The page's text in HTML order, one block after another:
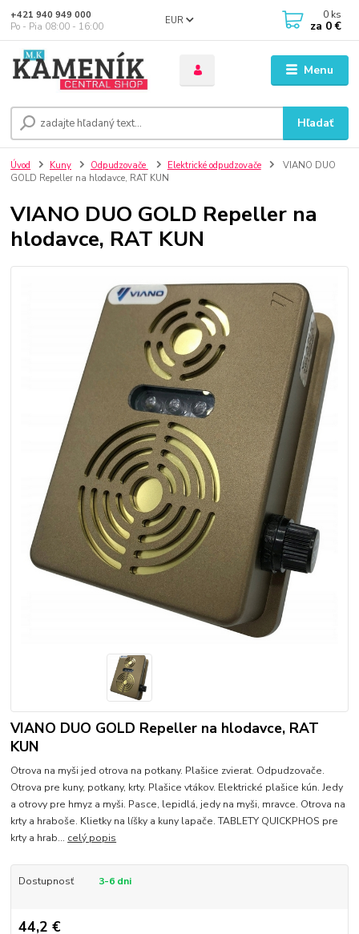
Menu
EUR
Hľadať
+421 940 949 000
Po - Pia 08:00 - 16:00
0 ks
za 0 €
Úvod Kuny Odpudzovače Elektrické odpudzovače
VIANO DUO
GOLD Repeller na hlodavce, RAT KUN
VIANO DUO GOLD Repeller na
hlodavce, RAT KUN
VIANO DUO GOLD Repeller na hlodavce, RAT
KUN
Otrova na myši jed otrova na potkany. Plašice zvierat. Odpudzovače.
Otrova pre kuny, potkany, krty. Plašice vtákov. Elektrické plašice kún. Jedy
a otrovy pre hmyz a myši. Pasce, lepidlá, jedy na myši, mravce. Otrova na
krty a hraboše. Klietky na líšky a kuny lapače. TABLETY QUICKPHOS pre
krty a hrab... celý popis
Dostupnosť 3-6 dni
44,2 €